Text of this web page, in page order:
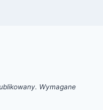
Wymagane